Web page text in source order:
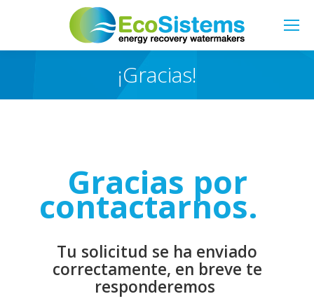
¡Gracias!
Estás aquí:
Gracias por
contactarnos.
Tu solicitud se ha enviado
correctamente, en breve te
responderemos